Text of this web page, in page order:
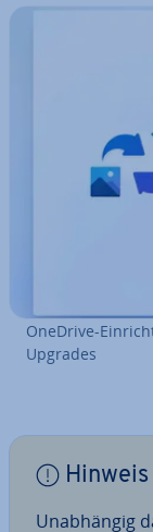
OneDrive-
Upgrades
Hinweis
Un­ab­hän­gig